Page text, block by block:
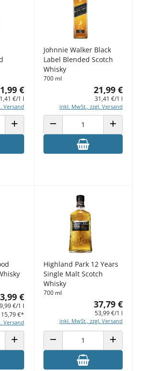
€
€/1 l
Versand
ANZAHL ERHÖHEN
Johnnie Walker Black
Label Blended Scotch
Whisky
700 ml
21,99 €
31,41 €/1 l
inkl. MwSt., zzgl. Versand
ANZAHL VERRINGERN ANZAHL
€
€/1 l
Versand
€*
ANZAHL ERHÖHEN
Highland Park 12 Years
Single Malt Scotch
Whisky
700 ml
37,79 €
53,99 €/1 l
inkl. MwSt., zzgl. Versand
ANZAHL VERRINGERN ANZAHL